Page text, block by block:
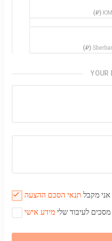
(₽)
(₽)
YOUR
אני מקבל תנאי הסכם ההצעה
מסכים לעיבוד שלי מידע אישי